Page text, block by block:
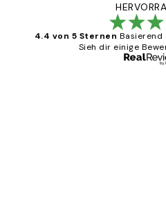
4.4 von 5 Sternen Basierend
Sieh dir einige